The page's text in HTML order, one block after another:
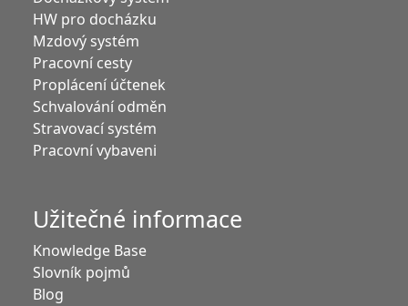
HW pro docházku
Mzdový systém
Pracovní cesty
Proplácení účtenek
Schvalování odměn
Stravovací systém
Pracovní vybaveni
Užitečné informace
Knowledge Base
Slovník pojmů
Blog